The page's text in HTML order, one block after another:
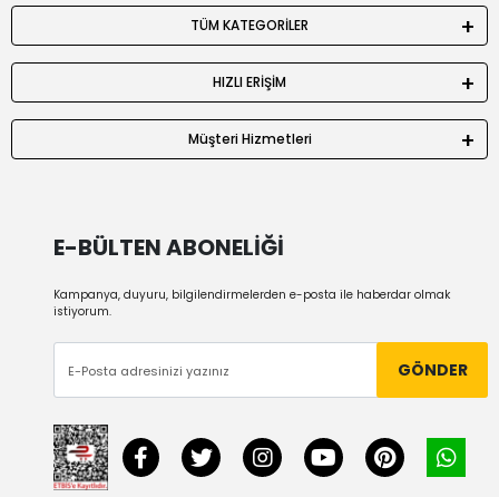
TÜM KATEGORİLER
HIZLI ERİŞİM
Müşteri Hizmetleri
E-BÜLTEN ABONELİĞİ
Kampanya, duyuru, bilgilendirmelerden e-posta ile haberdar olmak
istiyorum.
GÖNDER